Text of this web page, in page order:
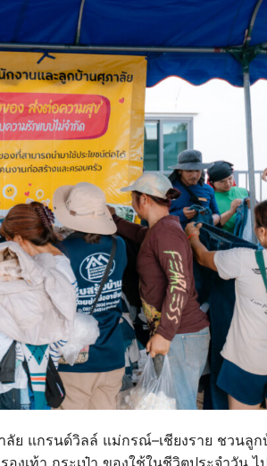
ย แกรนด์วิลล์ แม่กรณ์–เชียงราย ชวนลูก
งเท้า กระเป๋า ของใช้ในชีวิตประจำวัน ไ